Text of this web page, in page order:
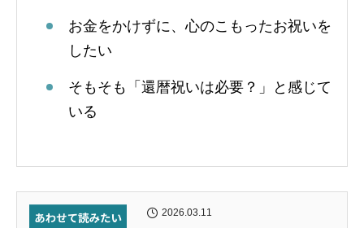
お金をかけずに、心のこもったお祝いを
したい
そもそも「還暦祝いは必要？」と感じて
いる
2026.03.11